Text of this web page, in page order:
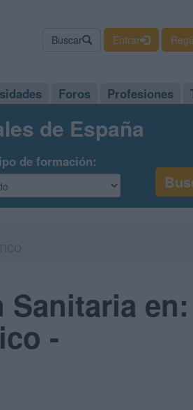
Buscar Entrar
Foros Profesiones
de España
de formación:
en:
-